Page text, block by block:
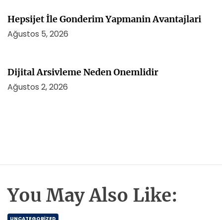
Hepsijet İle Gonderim Yapmanin Avantajlari
Ağustos 5, 2026
Dijital Arsivleme Neden Onemlidir
Ağustos 2, 2026
You May Also Like: